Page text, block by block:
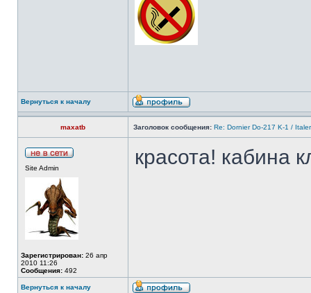
Вернуться к началу
maxatb Заголовок сообщения: Re: Dornier Do-217 K-1 /
Site Admin
Зарегистрирован: 26 апр
2010 11:26
Сообщения: 492
красота! кабина
Вернуться к началу